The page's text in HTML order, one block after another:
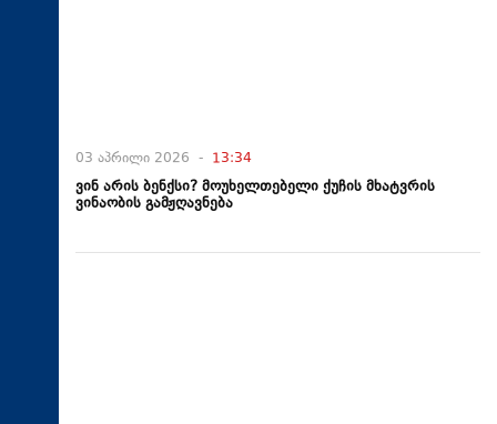
03 აპრილი 2026 - 13:34
ვინ არის ბენქსი? მოუხელთებელი ქუჩის მხატვრის
ვინაობის გამჟღავნება